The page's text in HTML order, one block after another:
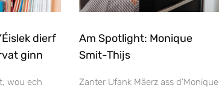
dierf
ginn
wou ech
Am Spotlight: Monique
Smit-Thijs
Zanter Ufank Mäerz ass d’Monique